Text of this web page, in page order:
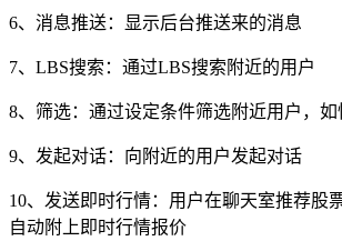
6、消息推送：显示后台推送来的消息
7、LBS搜索：通过LBS搜索附近的用户
8、筛选：通过设定条件筛选附近用户，
9、发起对话：向附近的用户发起对话
10、发送即时行情：用户在聊天室推荐股
自动附上即时行情报价